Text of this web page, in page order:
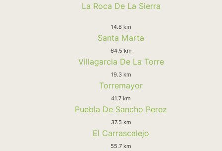
La Roca De La Sierra
14.8 km
Santa Marta
64.5 km
Villagarcia De La Torre
19.3 km
Torremayor
41.7 km
Puebla De Sancho Perez
37.5 km
El Carrascalejo
55.7 km